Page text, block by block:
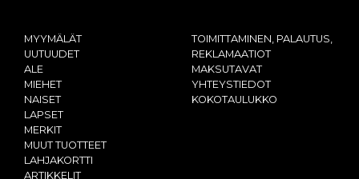
MYYMÄLÄT
UUTUUDET
ALE
MIEHET
NAISET
LAPSET
MERKIT
MUUT TUOTTEET
LAHJAKORTTI
ARTIKKELIT
TOIMITTAMINEN, PALAUTUS,
REKLAMAATIOT
MAKSUTAVAT
YHTEYSTIEDOT
KOKOTAULUKKO